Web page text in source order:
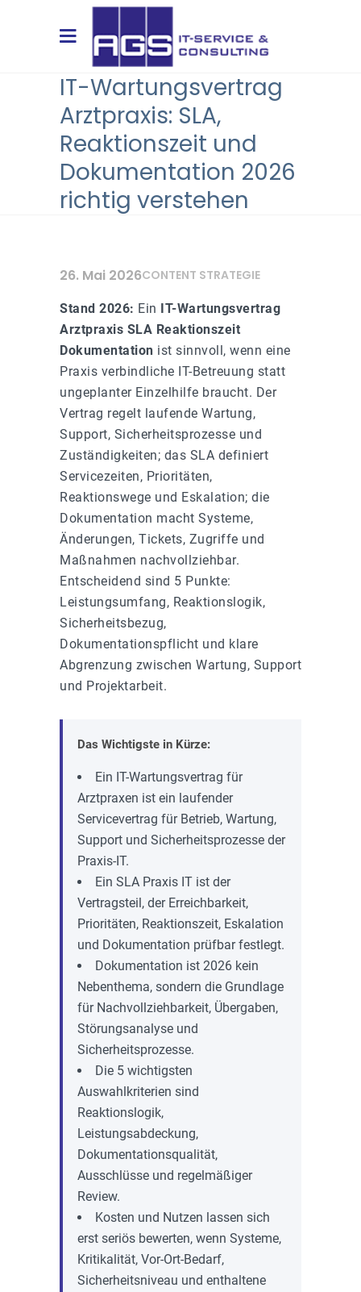
IT-Wartungsvertrag
Arztpraxis: SLA,
Reaktionszeit und
Dokumentation 2026
richtig verstehen
26. Mai 2026CONTENT STRATEGIE
Stand 2026: Ein IT-Wartungsvertrag
Arztpraxis SLA Reaktionszeit
Dokumentation ist sinnvoll, wenn eine
Praxis verbindliche IT-Betreuung statt
ungeplanter Einzelhilfe braucht. Der
Vertrag regelt laufende Wartung,
Support, Sicherheitsprozesse und
Zuständigkeiten; das SLA definiert
Servicezeiten, Prioritäten,
Reaktionswege und Eskalation; die
Dokumentation macht Systeme,
Änderungen, Tickets, Zugriffe und
Maßnahmen nachvollziehbar.
Entscheidend sind 5 Punkte:
Leistungsumfang, Reaktionslogik,
Sicherheitsbezug,
Dokumentationspflicht und klare
Abgrenzung zwischen Wartung, Support
und Projektarbeit.
Das Wichtigste in Kürze:
Ein IT-Wartungsvertrag für
Arztpraxen ist ein laufender
Servicevertrag für Betrieb, Wartung,
Support und Sicherheitsprozesse der
Praxis-IT.
Ein SLA Praxis IT ist der
Vertragsteil, der Erreichbarkeit,
Prioritäten, Reaktionszeit, Eskalation
und Dokumentation prüfbar festlegt.
Dokumentation ist 2026 kein
Nebenthema, sondern die Grundlage
für Nachvollziehbarkeit, Übergaben,
Störungsanalyse und
Sicherheitsprozesse.
Die 5 wichtigsten
Auswahlkriterien sind
Reaktionslogik,
Leistungsabdeckung,
Dokumentationsqualität,
Ausschlüsse und regelmäßiger
Review.
Kosten und Nutzen lassen sich
erst seriös bewerten, wenn Systeme,
Kritikalität, Vor-Ort-Bedarf,
Sicherheitsniveau und enthaltene